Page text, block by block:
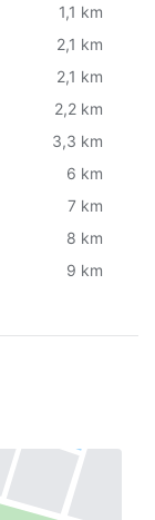
1,1 km
2,1 km
2,1 km
2,2 km
3,3 km
6 km
7 km
8 km
9 km